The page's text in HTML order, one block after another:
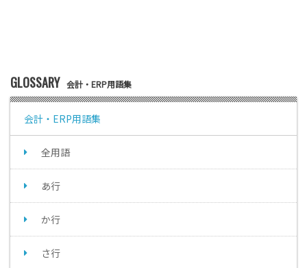
GLOSSARY 会計・ERP用語集
会計・ERP用語集
全用語
あ行
か行
さ行